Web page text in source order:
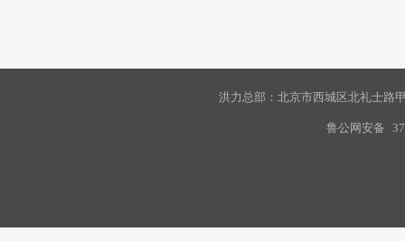
洪力总部：北京市西城区北礼士路
鲁公网安备